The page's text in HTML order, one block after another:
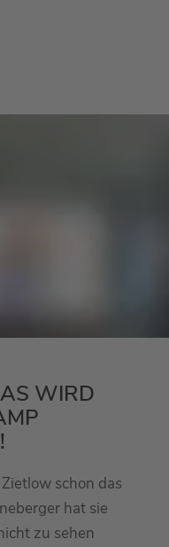
WIRD
schon das
hat sie
zu sehen